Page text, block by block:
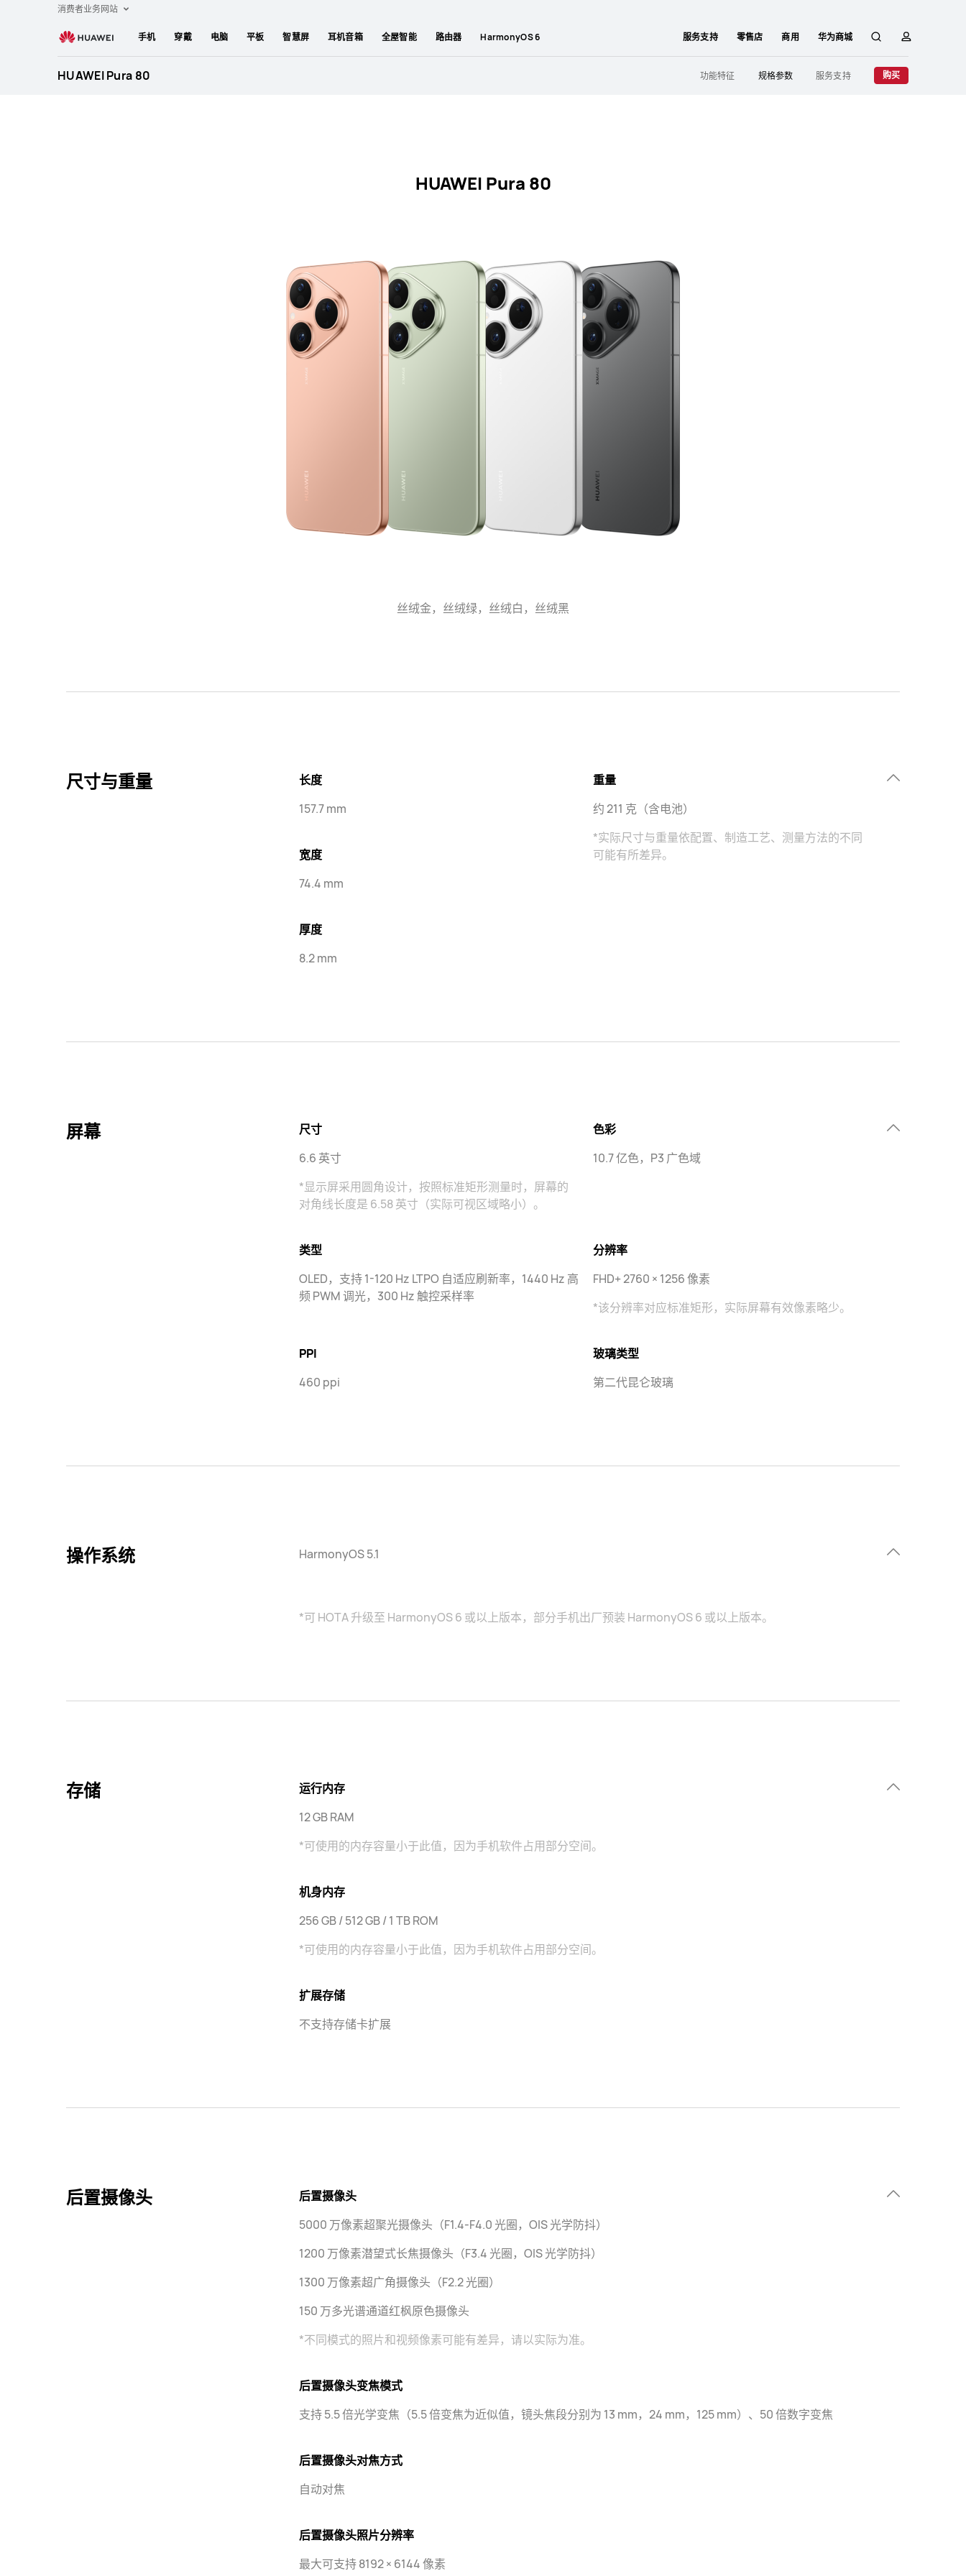
消费者业务网站
手机 穿戴 电脑 平板 智慧屏 耳机音箱 全屋智能 路由器 HarmonyOS 6 服务支持 零售店 商用 华为商城
搜 简
HUAWEI Pura 80 功能特征 规格参数 服务支持 购买
HUAWEI Pura 80
丝绒金，丝绒绿，丝绒白，丝绒黑
尺寸与重量
长度
157.7 mm
宽度
74.4 mm
厚度
8.2 mm
重量
约 211 克（含电池）
*实际尺寸与重量依配置、制造工艺、测量方法的不同
可能有所差异。
屏幕
尺寸
6.6 英寸
*显示屏采用圆角设计，按照标准矩形测量时，屏幕的
对角线长度是 6.58 英寸（实际可视区域略小）。
色彩
10.7 亿色，P3 广色域
类型
OLED，支持 1-120 Hz LTPO 自适应刷新率，1440 Hz 高
频 PWM 调光，300 Hz 触控采样率
分辨率
FHD+ 2760 × 1256 像素
*该分辨率对应标准矩形，实际屏幕有效像素略少。
PPI
460 ppi
玻璃类型
第二代昆仑玻璃
操作系统 HarmonyOS 5.1
*可 HOTA 升级至 HarmonyOS 6 或以上版本，部分手机出厂预装 HarmonyOS 6 或以上版本。
存储
运行内存
12 GB RAM
*可使用的内存容量小于此值，因为手机软件占用部分空间。
机身内存
256 GB / 512 GB / 1 TB ROM
*可使用的内存容量小于此值，因为手机软件占用部分空间。
扩展存储
不支持存储卡扩展
后置摄像头
后置摄像头
5000 万像素超聚光摄像头（F1.4-F4.0 光圈，OIS 光学防抖）
1200 万像素潜望式长焦摄像头（F3.4 光圈，OIS 光学防抖）
1300 万像素超广角摄像头（F2.2 光圈）
150 万多光谱通道红枫原色摄像头
*不同模式的照片和视频像素可能有差异，请以实际为准。
后置摄像头变焦模式
支持 5.5 倍光学变焦（5.5 倍变焦为近似值，镜头焦段分别为 13 mm，24 mm，125 mm）、50 倍数字变焦
后置摄像头对焦方式
自动对焦
后置摄像头照片分辨率
最大可支持 8192 × 6144 像素